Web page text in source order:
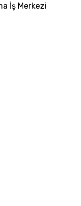
İş Merkezi